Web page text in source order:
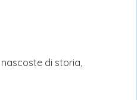
di storia,